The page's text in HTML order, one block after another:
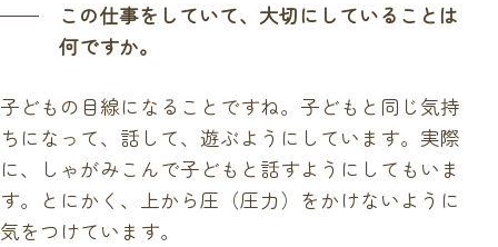
この仕事をしていて、大切にしていることは
何ですか。
子どもの目線になることですね。子どもと同じ気持
ちになって、話して、遊ぶようにしています。実際
に、しゃがみこんで子どもと話すようにしてもいま
す。とにかく、上から圧（圧力）をかけないように
気をつけています。